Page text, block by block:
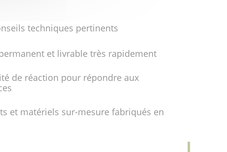
techniques pertinents
et livrable très rapidement
de réaction pour répondre aux
et matériels sur-mesure fabriqués en